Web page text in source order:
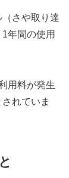
さや取り達
年間の使用
用料が発生
れていま